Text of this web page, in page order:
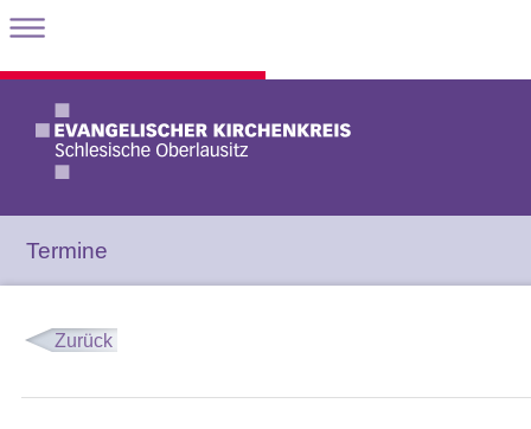
Termine
Zurück